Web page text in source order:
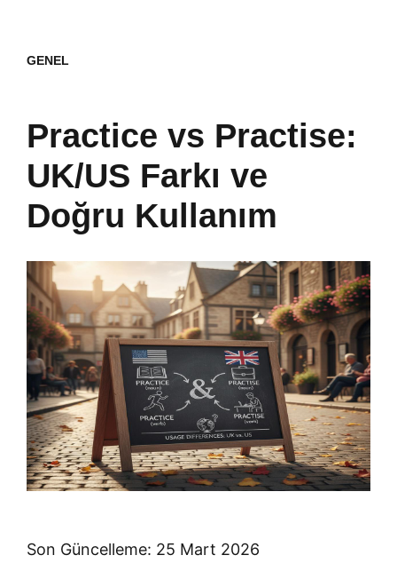
GENEL
Practice vs Practise:
UK/US Farkı ve
Doğru Kullanım
Son Güncelleme: 25 Mart 2026